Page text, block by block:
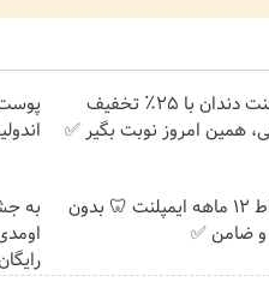
ایمپلنت دندان با ۲۵٪ تخفیف
همین امروز نوبت بگیر ✅
اقساط ۱۲ ماهه ایمپلنت 🦷 بدون
ضامن ✅
به